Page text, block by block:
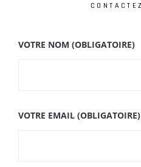
VOTRE NOM (OBLIGATOIRE)
VOTRE EMAIL (OBLIGATOIRE)